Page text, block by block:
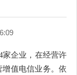
家企业， 在经营许
值电信业务。依